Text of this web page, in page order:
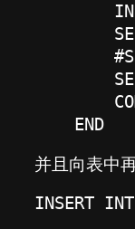
    END
并且向表中
INSERT